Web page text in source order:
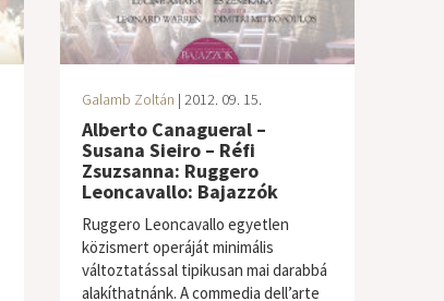
Galamb Zoltán | 2012. 09. 15.
Alberto Canagueral –
Susana Sieiro – Réfi
Zsuzsanna: Ruggero
Leoncavallo: Bajazzók
Ruggero Leoncavallo egyetlen
közismert operáját minimális
változtatással tipikusan mai darabbá
alakíthatnánk. A commedia dell’arte